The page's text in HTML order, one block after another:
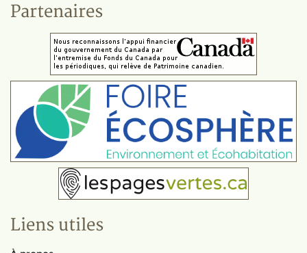
Partenaires
Liens utiles